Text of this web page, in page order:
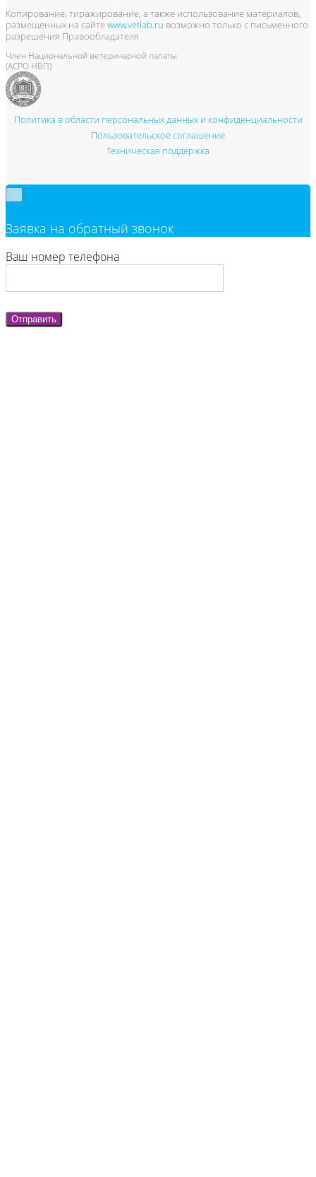
Копирование, тиражирование, а также использование материалов,
размещенных на сайтеwww.vetlab.ru возможно только с письменного
разрешения Правообладателя
Член Национальной ветеринарной палаты
(АСРО НВП)
Политика в области персональных данных и конфиденциальности
Пользовательское соглашение
Техническая поддержка
Заявка на обратный звонок
Ваш номер телефона
Отправить